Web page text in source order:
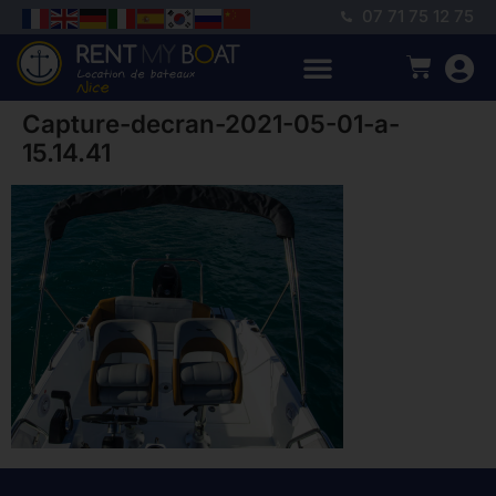
07 71 75 12 75
Capture-decran-2021-05-01-a-
15.14.41